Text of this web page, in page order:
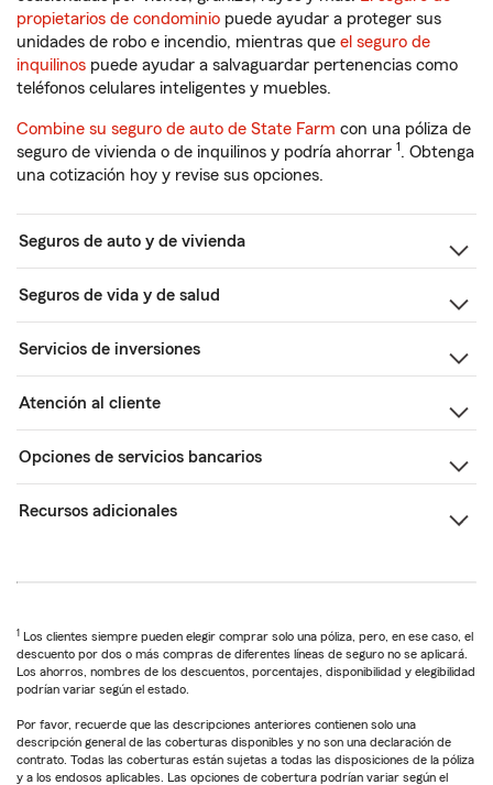
propietarios de condominio puede ayudar a proteger sus
unidades de robo e incendio, mientras que el seguro de
inquilinos puede ayudar a salvaguardar pertenencias como
teléfonos celulares inteligentes y muebles.
Combine su seguro de auto de State Farm con una póliza de
seguro de vivienda o de inquilinos y podría ahorrar 1. Obtenga
una cotización hoy y revise sus opciones.
Seguros de auto y de vivienda
Seguros de vida y de salud
Servicios de inversiones
Atención al cliente
Opciones de servicios bancarios
Recursos adicionales
1 Los clientes siempre pueden elegir comprar solo una póliza, pero, en ese caso, el
descuento por dos o más compras de diferentes líneas de seguro no se aplicará.
Los ahorros, nombres de los descuentos, porcentajes, disponibilidad y elegibilidad
podrían variar según el estado.
Por favor, recuerde que las descripciones anteriores contienen solo una
descripción general de las coberturas disponibles y no son una declaración de
contrato. Todas las coberturas están sujetas a todas las disposiciones de la póliza
y a los endosos aplicables. Las opciones de cobertura podrían variar según el